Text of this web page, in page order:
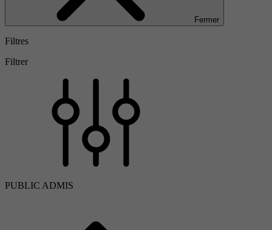
Fermer
Filtres
Filtrer
PUBLIC ADMIS